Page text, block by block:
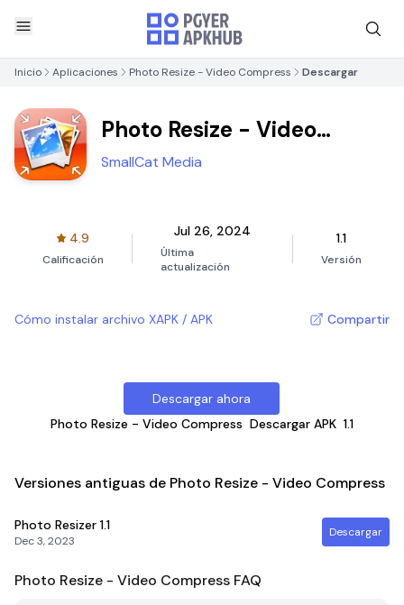
Inicio Aplicaciones Photo Resize - Video Compress Descargar
Photo Resize - Video
Compress
SmallCat Media
4.9
Calificación
Jul 26, 2024
Última
actualización
1.1
Versión
Cómo instalar archivo XAPK / APK Compartir
Descargar ahora
Photo Resize - Video Compress Descargar APK 1.1
Versiones antiguas de Photo Resize - Video Compress
Photo Resizer 1.1
Dec 3, 2023
Descargar
Photo Resize - Video Compress FAQ